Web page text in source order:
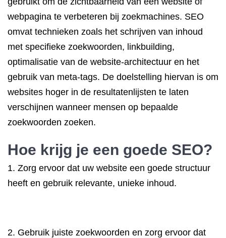
webpagina te verbeteren bij zoekmachines. SEO
omvat technieken zoals het schrijven van inhoud
met specifieke zoekwoorden, linkbuilding,
optimalisatie van de website-architectuur en het
gebruik van meta-tags. De doelstelling hiervan is om
websites hoger in de resultatenlijsten te laten
verschijnen wanneer mensen op bepaalde
zoekwoorden zoeken.
Hoe krijg je een goede SEO?
1. Zorg ervoor dat uw website een goede structuur
heeft en gebruik relevante, unieke inhoud.
2. Gebruik juiste zoekwoorden en zorg ervoor dat